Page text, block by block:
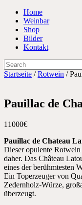
Home
Weinbar
Shop
Bilder
Kontakt
Startseite /Rotwein /
Pauillac de
11000€
Pauillac de Chateau
Dieser opulente
daher. Das Château
eines der berühmtesten
Ein Toperzeuger von
Zedernholz-Würze,
überzeugt.